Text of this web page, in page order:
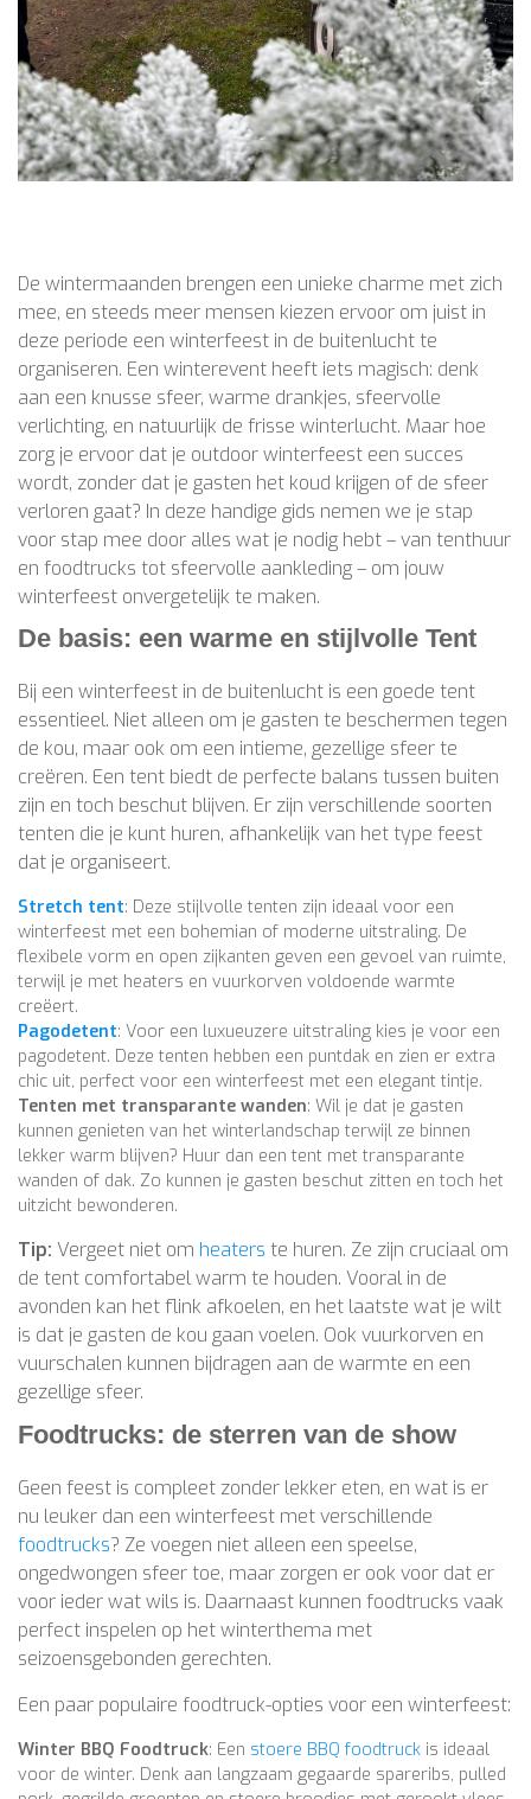
De wintermaanden brengen een unieke charme met zich
mee, en steeds meer mensen kiezen ervoor om juist in
deze periode een winterfeest in de buitenlucht te
organiseren. Een winterevent heeft iets magisch: denk
aan een knusse sfeer, warme drankjes, sfeervolle
verlichting, en natuurlijk de frisse winterlucht. Maar hoe
zorg je ervoor dat je outdoor winterfeest een succes
wordt, zonder dat je gasten het koud krijgen of de sfeer
verloren gaat? In deze handige gids nemen we je stap
voor stap mee door alles wat je nodig hebt – van tenthuur
en foodtrucks tot sfeervolle aankleding – om jouw
winterfeest onvergetelijk te maken.
De basis: een warme en stijlvolle Tent
Bij een winterfeest in de buitenlucht is een goede tent
essentieel. Niet alleen om je gasten te beschermen tegen
de kou, maar ook om een intieme, gezellige sfeer te
creëren. Een tent biedt de perfecte balans tussen buiten
zijn en toch beschut blijven. Er zijn verschillende soorten
tenten die je kunt huren, afhankelijk van het type feest
dat je organiseert.
Stretch tent: Deze stijlvolle tenten zijn ideaal voor een
winterfeest met een bohemian of moderne uitstraling. De
flexibele vorm en open zijkanten geven een gevoel van ruimte,
terwijl je met heaters en vuurkorven voldoende warmte
creëert.
Pagodetent: Voor een luxueuzere uitstraling kies je voor een
pagodetent. Deze tenten hebben een puntdak en zien er extra
chic uit, perfect voor een winterfeest met een elegant tintje.
Tenten met transparante wanden: Wil je dat je gasten
kunnen genieten van het winterlandschap terwijl ze binnen
lekker warm blijven? Huur dan een tent met transparante
wanden of dak. Zo kunnen je gasten beschut zitten en toch het
uitzicht bewonderen.
Tip: Vergeet niet om heaters te huren. Ze zijn cruciaal om
de tent comfortabel warm te houden. Vooral in de
avonden kan het flink afkoelen, en het laatste wat je wilt
is dat je gasten de kou gaan voelen. Ook vuurkorven en
vuurschalen kunnen bijdragen aan de warmte en een
gezellige sfeer.
Foodtrucks: de sterren van de show
Geen feest is compleet zonder lekker eten, en wat is er
nu leuker dan een winterfeest met verschillende
foodtrucks? Ze voegen niet alleen een speelse,
ongedwongen sfeer toe, maar zorgen er ook voor dat er
voor ieder wat wils is. Daarnaast kunnen foodtrucks vaak
perfect inspelen op het winterthema met
seizoensgebonden gerechten.
Een paar populaire foodtruck-opties voor een winterfeest:
Winter BBQ Foodtruck: Een stoere BBQ foodtruck is ideaal
voor de winter. Denk aan langzaam gegaarde spareribs, pulled